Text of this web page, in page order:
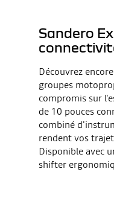
Sandero
Découvrez
groupes
compromis sur
de 10 pouces
combiné
rendent vos
Disponible avec
shifter